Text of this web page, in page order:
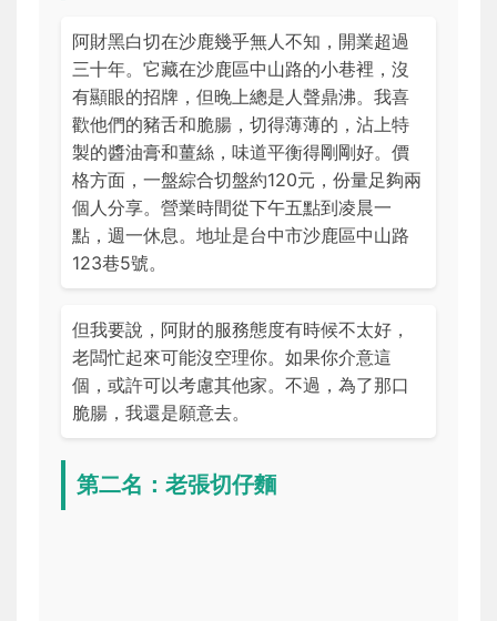
阿財黑白切在沙鹿幾乎無人不知，開業超過
三十年。它藏在沙鹿區中山路的小巷裡，沒
有顯眼的招牌，但晚上總是人聲鼎沸。我喜
歡他們的豬舌和脆腸，切得薄薄的，沾上特
製的醬油膏和薑絲，味道平衡得剛剛好。價
格方面，一盤綜合切盤約120元，份量足夠兩
個人分享。營業時間從下午五點到凌晨一
點，週一休息。地址是台中市沙鹿區中山路
123巷5號。
但我要說，阿財的服務態度有時候不太好，
老闆忙起來可能沒空理你。如果你介意這
個，或許可以考慮其他家。不過，為了那口
脆腸，我還是願意去。
第二名：老張切仔麵